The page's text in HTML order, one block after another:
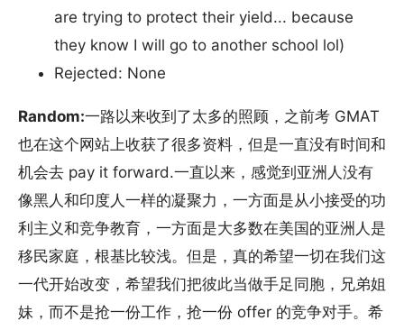
are trying to protect their yield... because
they know I will go to another school lol)
Rejected: None
Random:一路以来收到了太多的照顾，之前考 GMAT
也在这个网站上收获了很多资料，但是一直没有时间和
机会去 pay it forward.一直以来，感觉到亚洲人没有
像黑人和印度人一样的凝聚力，一方面是从小接受的功
利主义和竞争教育，一方面是大多数在美国的亚洲人是
移民家庭，根基比较浅。但是，真的希望一切在我们这
一代开始改变，希望我们把彼此当做手足同胞，兄弟姐
妹，而不是抢一份工作，抢一份 offer 的竞争对手。希